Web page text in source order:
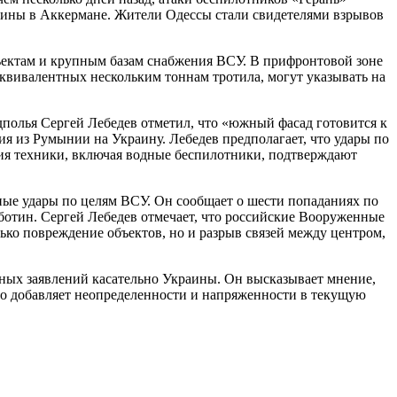
в Аккермане. Жители Одессы стали свидетелями взрывов
и крупным базам снабжения ВСУ. В прифронтовой зоне
нескольким тоннам тротила, могут указывать на
Сергей Лебедев отметил, что «южный фасад готовится к
из Румынии на Украину. Лебедев предполагает, что удары по
техники, включая водные беспилотники, подтверждают
удары по целям ВСУ. Он сообщает о шести попаданиях по
Сергей Лебедев отмечает, что российские Вооруженные
повреждение объектов, но и разрыв связей между центром,
заявлений касательно Украины. Он высказывает мнение,
неопределенности и напряженности в текущую